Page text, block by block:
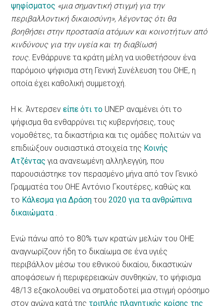
ψηφίσματος «μια σημαντική στιγμή για την
περιβαλλοντική δικαιοσύνη», λέγοντας ότι θα
βοηθήσει στην προστασία ατόμων και κοινοτήτων από
κινδύνους για την υγεία και τη διαβίωσή
τους. Ενθάρρυνε τα κράτη μέλη να υιοθετήσουν ένα
παρόμοιο ψήφισμα στη Γενική Συνέλευση του ΟΗΕ, η
οποία έχει καθολική συμμετοχή.
Η κ. Άντερσενείπε ότι το UNEP αναμένει ότι το
ψήφισμα θα ενθαρρύνει τις κυβερνήσεις, τους
νομοθέτες, τα δικαστήρια και τις ομάδες πολιτών να
επιδιώξουν ουσιαστικά στοιχεία της Κοινής
Ατζέντας για ανανεωμένη αλληλεγγύη, που
παρουσιάστηκε τον περασμένο μήνα από τον Γενικό
Γραμματέα του ΟΗΕ Αντόνιο Γκουτέρες, καθώς και
το Κάλεσμα για Δράση του2020 για τα ανθρώπινα
δικαιώματα
Ενώ πάνω από το 80% των κρατών μελών του ΟΗΕ
αναγνωρίζουν ήδη το δικαίωμα σε ένα υγιές
περιβάλλον μέσω του εθνικού δικαίου, δικαστικών
αποφάσεων ή περιφερειακών συνθηκών, το ψήφισμα
48/13 εξακολουθεί να σηματοδοτεί μια στιγμή ορόσημο
στον αγώνα κατά της τριπλής πλανητικής κρίσης της